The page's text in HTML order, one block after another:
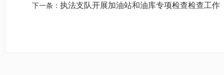
下一条： 执法支队开展加油站和油库专项检查检查工作